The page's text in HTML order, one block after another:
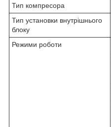
Тип компресора
Тип установки внутрішнього
блоку
Режими роботи